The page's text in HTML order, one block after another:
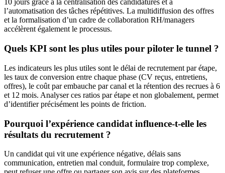
10 jours grâce à la centralisation des candidatures et à
l’automatisation des tâches répétitives. La multidiffusion des offres
et la formalisation d’un cadre de collaboration RH/managers
accélèrent également le processus.
Quels KPI sont les plus utiles pour piloter le tunnel ?
Les indicateurs les plus utiles sont le délai de recrutement par étape,
les taux de conversion entre chaque phase (CV reçus, entretiens,
offres), le coût par embauche par canal et la rétention des recrues à 6
et 12 mois. Analyser ces ratios par étape et non globalement, permet
d’identifier précisément les points de friction.
Pourquoi l’expérience candidat influence-t-elle les
résultats du recrutement ?
Un candidat qui vit une expérience négative, délais sans
communication, entretien mal conduit, formulaire trop complexe,